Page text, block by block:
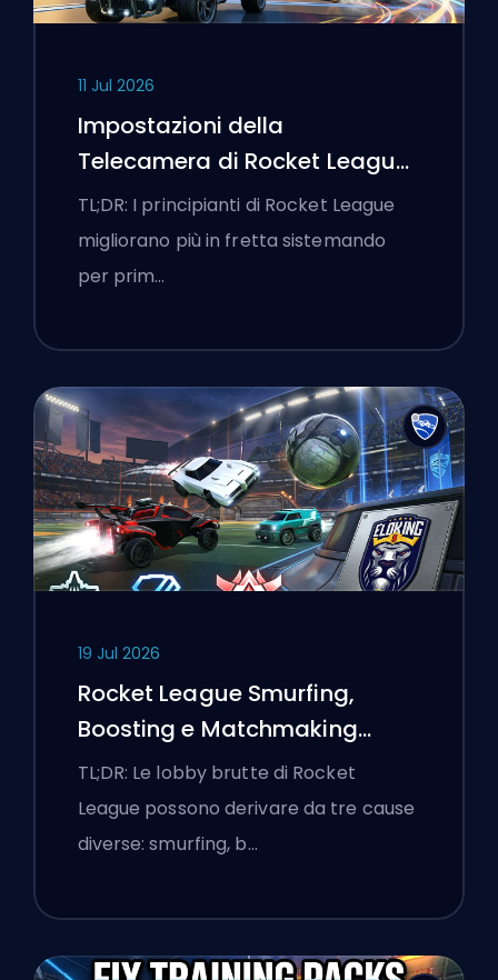
11 Jul 2026
Impostazioni della
Telecamera di Rocket League
e Prima Routine di
Allenamento
TL;DR: I principianti di Rocket League
migliorano più in fretta sistemando
per prim…
19 Jul 2026
Rocket League Smurfing,
Boosting e Matchmaking
Spiegati
TL;DR: Le lobby brutte di Rocket
League possono derivare da tre cause
diverse: smurfing, b…